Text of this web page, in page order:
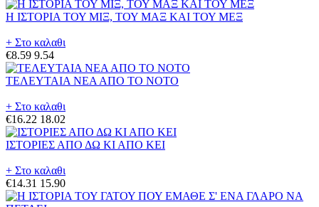
Η ΙΣΤΟΡΙΑ ΤΟΥ ΜΙΞ, ΤΟΥ ΜΑΞ ΚΑΙ ΤΟΥ ΜΕΞ
+ Στο καλαθι
€8.59 9.54
ΤΕΛΕΥΤΑΙΑ ΝΕΑ ΑΠΟ ΤΟ ΝΟΤΟ
+ Στο καλαθι
€16.22 18.02
ΙΣΤΟΡΙΕΣ ΑΠΟ ΔΩ ΚΙ ΑΠΟ ΚΕΙ
+ Στο καλαθι
€14.31 15.90